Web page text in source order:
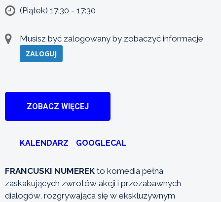
(Piątek) 17:30 - 17:30
Musisz być zalogowany by zobaczyć informacje
ZALOGUJ
ZOBACZ WIĘCEJ
KALENDARZ GOOGLECAL
FRANCUSKI NUMEREK to komedia pełna
zaskakujących zwrotów akcji i przezabawnych
dialogów, rozgrywająca się w ekskluzywnym